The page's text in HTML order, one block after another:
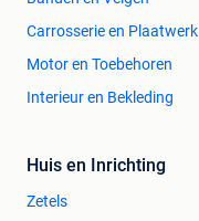
Carrosserie en Plaatwerk
Motor en Toebehoren
Interieur en Bekleding
Huis en Inrichting
Zetels